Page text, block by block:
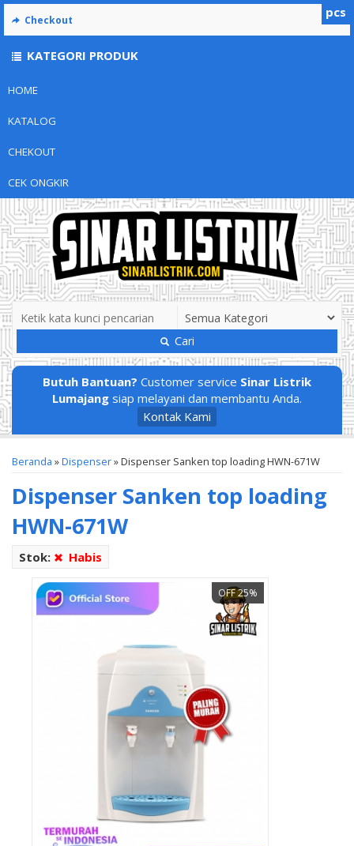
HOME
KATALOG
CHEKOUT
CEK ONGKIR
Cari
Butuh Bantuan? Customer service Sinar Listrik
Lumajang siap melayani dan membantu Anda.
Kontak Kami
Beranda »Dispenser»Dispenser Sanken top loading HWN-671W
Dispenser Sanken top loading
HWN-671W
Stok: Habis
OFF 25%
pcs
Checkout
KATEGORI PRODUK